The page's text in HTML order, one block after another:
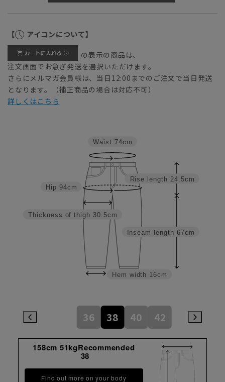
【 アイコンについて】
の表示の商品は、
注文画面でお急ぎ発送を選択いただけます。
さらにメルマガ会員様は、当日12:00までのご注文で当日発送
となります。（補正商品の場合は対応不可）
詳しくはこちら
Inseam length 67cm
Rise length 24.5cm
Hem width 16cm
Thickness of thigh 30.5cm
Hip 94cm
Waist 74cm
36 38 40 42
158cm 51kgRecommended
38
Find out more on your body